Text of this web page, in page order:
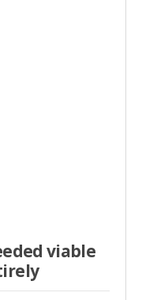
viable